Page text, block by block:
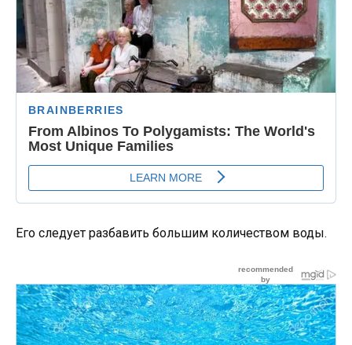
Его следует разбавить большим количеством воды.